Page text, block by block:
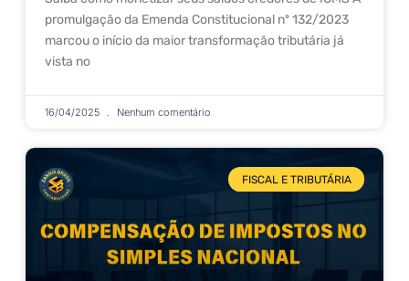
promulgação da Emenda Constitucional nº 132/2023
marcou o início da maior transformação tributária já
vista no
16/04/2025 Nenhum comentário
FISCAL E TRIBUTÁRIA